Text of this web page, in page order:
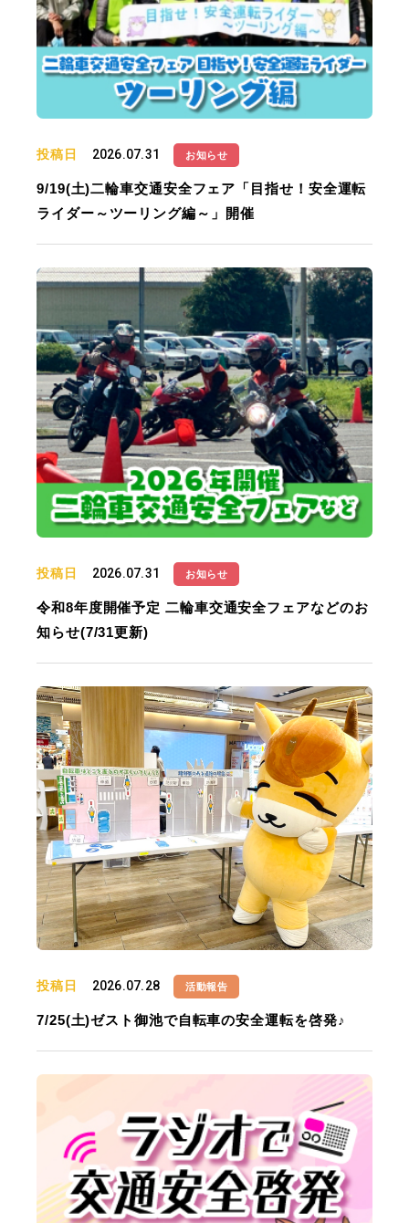
投稿日 2026.07.31 お知らせ
9/19(土)二輪車交通安全フェア「目指せ！安全運転
ライダー～ツーリング編～」開催
投稿日 2026.07.31 お知らせ
令和8年度開催予定 二輪車交通安全フェアなどのお
知らせ(7/31更新)
投稿日 2026.07.28 活動報告
7/25(土)ゼスト御池で自転車の安全運転を啓発♪